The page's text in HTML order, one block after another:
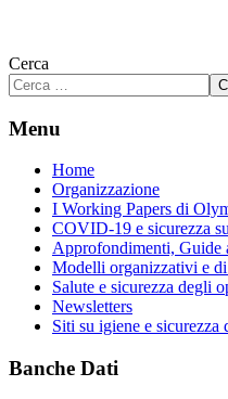
Cerca
Menu
Home
Organizzazione
I Working Papers di
COVID-19 e sicurezza
Approfondimenti, Guide
Modelli organizzativi e
Salute e sicurezza degli
Newsletters
Siti su igiene e sicurezza
Banche Dati